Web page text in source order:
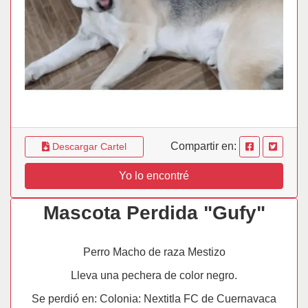
Descargar Cartel Compartir en:
Yo lo encontré
Mascota Perdida "Gufy"
Perro Macho de raza Mestizo
Lleva una pechera de color negro.
Se perdió en: Colonia: Nextitla FC de Cuernavaca